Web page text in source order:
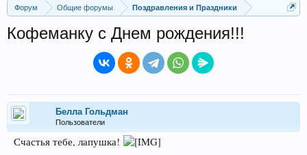
Форум Общие форумы Поздравления и Праздники
Кофеманку с Днем рождения!!!
Беллa Гольдман
Пользователи
Счастья тебе, лапушка!